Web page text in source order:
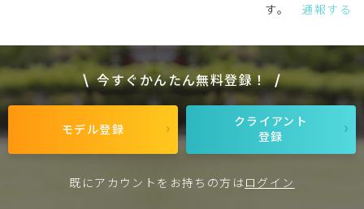
す。通報する
今すぐかんたん無料登録！
モデル登録
クライアント
登録
既にアカウントをお持ちの方はログイン